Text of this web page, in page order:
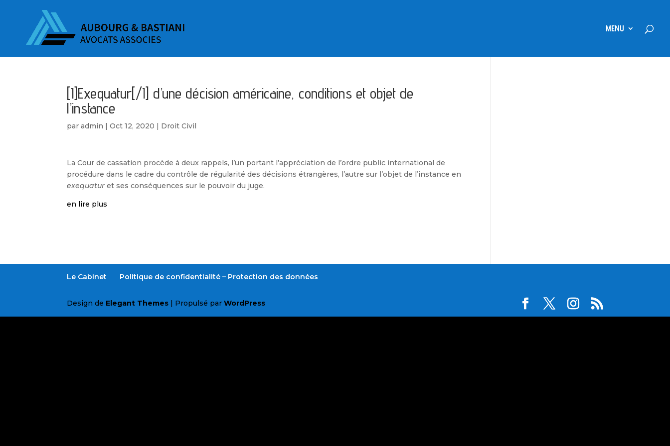
MENU
[I]Exequatur[/I] d’une décision américaine, conditions et objet de
l’instance
paradmin |Oct 12, 2020 | Droit Civil
La Cour de cassation procède à deux rappels, l’un portant l’appréciation de l’ordre public international de
procédure dans le cadre du contrôle de régularité des décisions étrangères, l’autre sur l’objet de l’instance en
exequatur et ses conséquences sur le pouvoir du juge.
en lire plus
Le Cabinet Politique de confidentialité – Protection des données
Design de Elegant Themes | Propulsé parWordPress